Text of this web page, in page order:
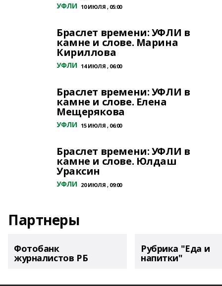
УФЛИ 10 ИЮЛЯ , 05:00
Браслет времени: УФЛИ в
камне и слове. Марина
Кириллова
УФЛИ 14 ИЮЛЯ , 06:00
Браслет времени: УФЛИ в
камне и слове. Елена
Мещерякова
УФЛИ 15 ИЮЛЯ , 06:00
Браслет времени: УФЛИ в
камне и слове. Юлдаш
Ураксин
УФЛИ 20 ИЮЛЯ , 09:00
Партнеры
Фотобанк
журналистов РБ
Рубрика "Еда и
напитки"